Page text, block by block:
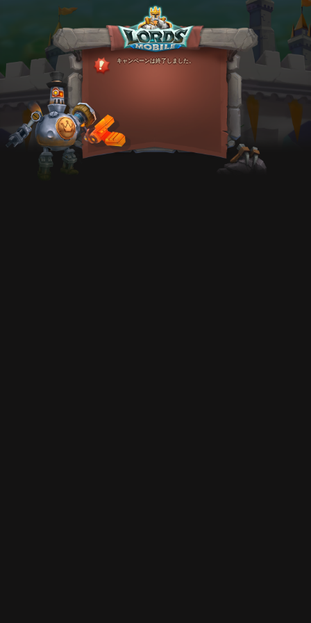
キャンペーンは終了しました。